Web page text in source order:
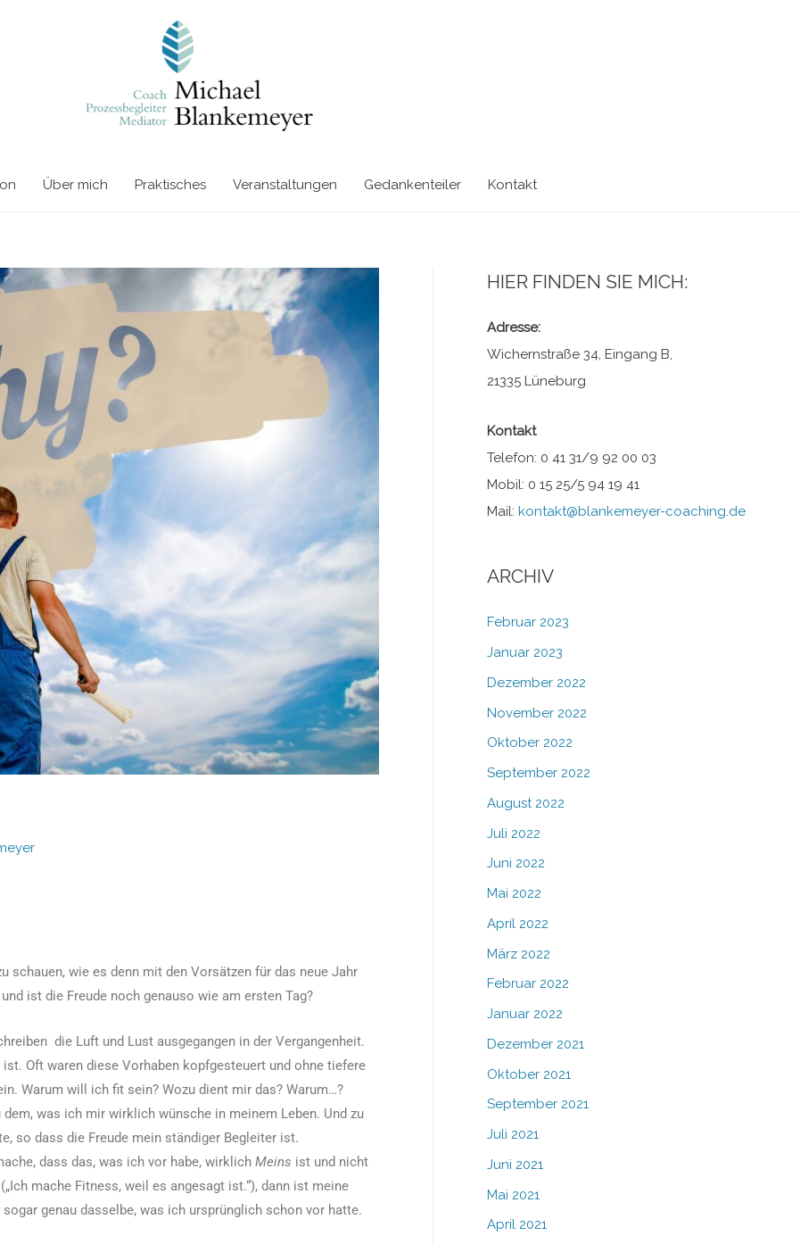
Über mich Praktisches Veranstaltungen Gedankenteiler Kontakt
schauen, wie es denn mit den Vorsätzen für das neue Jahr
ist die Freude noch genauso wie am ersten Tag?
die Luft und Lust ausgegangen in der Vergangenheit.
Oft waren diese Vorhaben kopfgesteuert und ohne tiefere
Warum will ich fit sein? Wozu dient mir das? Warum…?
was ich mir wirklich wünsche in meinem Leben. Und zu
so dass die Freude mein ständiger Begleiter ist.
dass das, was ich vor habe, wirklich Meins ist und nicht
mache Fitness, weil es angesagt ist.“), dann ist meine
genau dasselbe, was ich ursprünglich schon vor hatte.
HIER FINDEN SIE MICH:
Adresse:
Wichernstraße 34, Eingang B,
21335 Lüneburg
Kontakt
Telefon: 0 41 31/9 92 00 03
Mobil: 0 15 25/5 94 19 41
Mail: kontakt@blankemeyer-coaching.de
ARCHIV
Februar 2023
Januar 2023
Dezember 2022
November 2022
Oktober 2022
September 2022
August 2022
Juli 2022
Juni 2022
Mai 2022
April 2022
März 2022
Februar 2022
Januar 2022
Dezember 2021
Oktober 2021
September 2021
Juli 2021
Juni 2021
Mai 2021
April 2021